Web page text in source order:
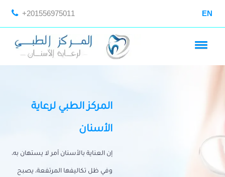
+201556975011 EN
المركز الطبي لرعاية
الأسنان
إن العناية بالأسنان أمر لا يستهان به،
وفي ظل تكاليفها المرتفعة، يصبح